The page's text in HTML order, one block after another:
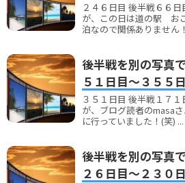
２４６日目 後半戦６６
が、この日は道の駅 お
泊なので関係ありませ
後半戦を別の写真
５１日目～３５５
３５１日目 後半戦１７
が、ブログ読者のmasa
に行っていました！(笑) ...
後半戦を別の写真
２６日目～２３０